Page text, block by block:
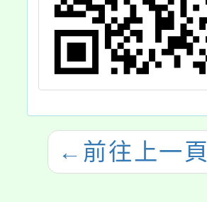
← 前往上一頁